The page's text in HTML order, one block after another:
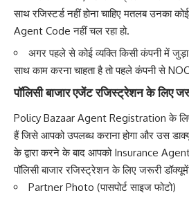
साथ रजिस्टर्ड नहीं होना चाहिए मतलब उनका
Agent Code नहीं चल रहा हो.
अगर पहले से कोई व्यक्ति किसी कंपनी में
साथ काम करना चाहता है तो पहले कंपनी से
पॉलिसी बाजार एजेंट रजिस्ट्रेशन के लिए
Policy Bazaar Agent Registration के
हैं जिसे आपको उपलब्ध कराना होगा और उस
के द्वारा करने के बाद आपको Insurance Agent
पॉलिसी बाजार रजिस्ट्रेशन के लिए जरूरी
Partner Photo (पासपोर्ट साइज फोटो)